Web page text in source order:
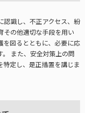
認識し、不正アクセス、紛
その他適切な手段を用い
を図るとともに、必要に応
。 また、安全対策上の問
定し、是正措置を講じま